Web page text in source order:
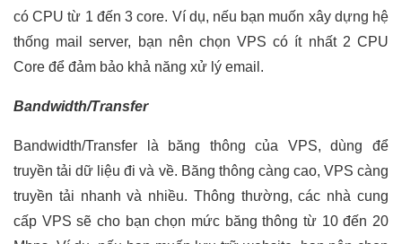
có CPU từ 1 đến 3 core. Ví dụ, nếu bạn muốn xây dựng hệ
thống mail server, bạn nên chọn VPS có ít nhất 2 CPU
Core để đảm bảo khả năng xử lý email.
Bandwidth/Transfer
Bandwidth/Transfer là băng thông của VPS, dùng để
truyền tải dữ liệu đi và về. Băng thông càng cao, VPS càng
truyền tải nhanh và nhiều. Thông thường, các nhà cung
cấp VPS sẽ cho bạn chọn mức băng thông từ 10 đến 20